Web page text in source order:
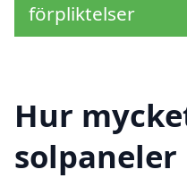
förpliktelser
Hur
solpaneler